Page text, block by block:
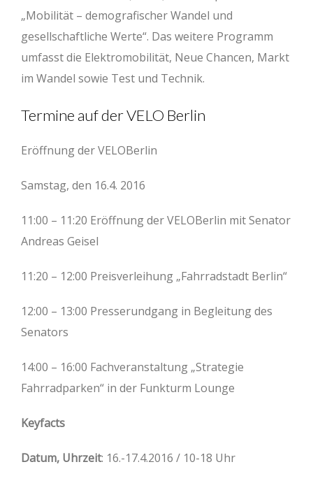
„Mobilität – demografischer Wandel und
gesellschaftliche Werte“. Das weitere Programm
umfasst die Elektromobilität, Neue Chancen, Markt
im Wandel sowie Test und Technik.
Termine auf der VELO Berlin
Eröffnung der VELOBerlin
Samstag, den 16.4. 2016
11:00 – 11:20 Eröffnung der VELOBerlin mit Senator
Andreas Geisel
11:20 – 12:00 Preisverleihung „Fahrradstadt Berlin“
12:00 – 13:00 Presserundgang in Begleitung des
Senators
14:00 – 16:00 Fachveranstaltung „Strategie
Fahrradparken“ in der Funkturm Lounge
Keyfacts
Datum, Uhrzeit: 16.-17.4.2016 / 10-18 Uhr